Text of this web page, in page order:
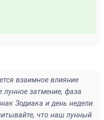
взаимное влияние
затмение, фаза
Зодиака и день недели.
что наш лунный